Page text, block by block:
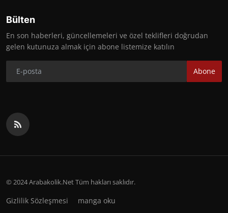
Bülten
En son haberleri, güncellemeleri ve özel teklifleri doğrudan
gelen kutunuza almak için abone listemize katılın
Abone
© 2024 Arabakolik.Net Tüm hakları saklıdır.
Gizlilik Sözleşmesi manga oku